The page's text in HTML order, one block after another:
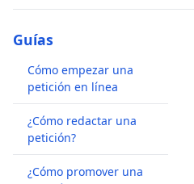
Guías
Cómo empezar una
petición en línea
¿Cómo redactar una
petición?
¿Cómo promover una